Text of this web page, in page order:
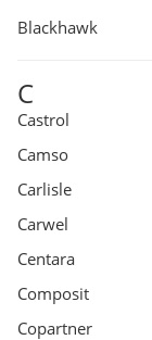
Blackhawk
C
Castrol
Camso
Carlisle
Carwel
Centara
Composit
Copartner